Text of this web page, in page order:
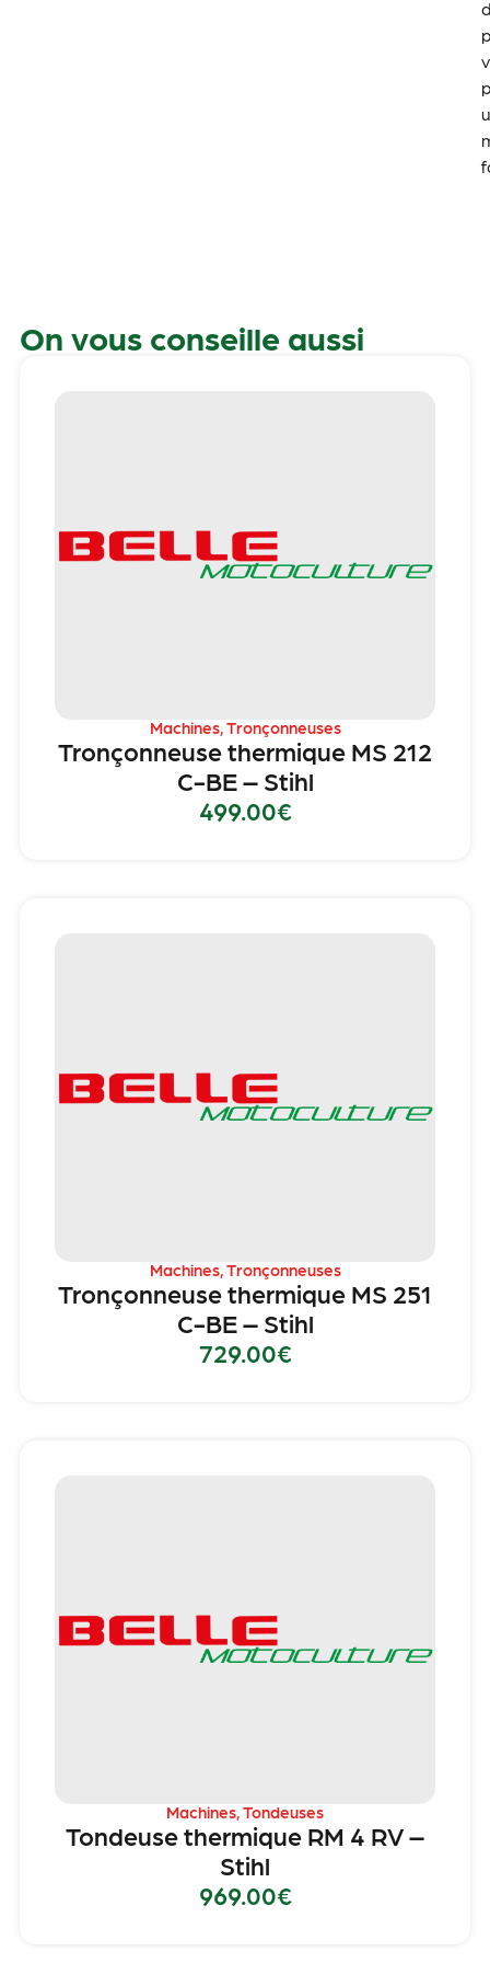
On vous conseille aussi
Machines, Tronçonneuses
Tronçonneuse thermique MS 212
C-BE – Stihl
499.00€
Machines, Tronçonneuses
Tronçonneuse thermique MS 251
C-BE – Stihl
729.00€
Machines Tondeuses
Tondeuse thermique RM 4 RV –
Stihl
969.00€